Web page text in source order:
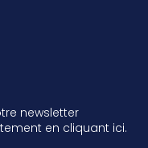
newsletter
en cliquant ici.